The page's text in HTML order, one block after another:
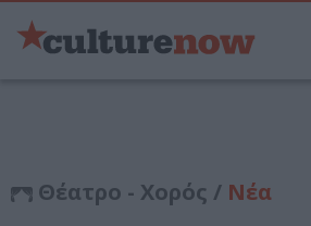
Θέατρο - Χορός / Νέα